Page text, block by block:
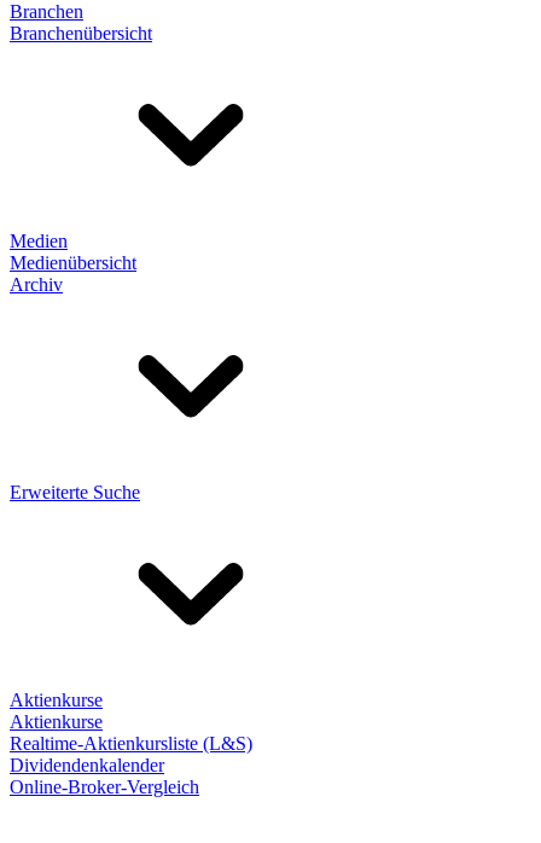
Branchen
Branchenübersicht
Medien
Medienübersicht
Archiv
Erweiterte Suche
Aktienkurse
Aktienkurse
Realtime-Aktienkursliste (L&S)
Dividendenkalender
Online-Broker-Vergleich